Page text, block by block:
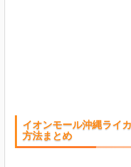
イオンモール沖縄ライ
方法まとめ